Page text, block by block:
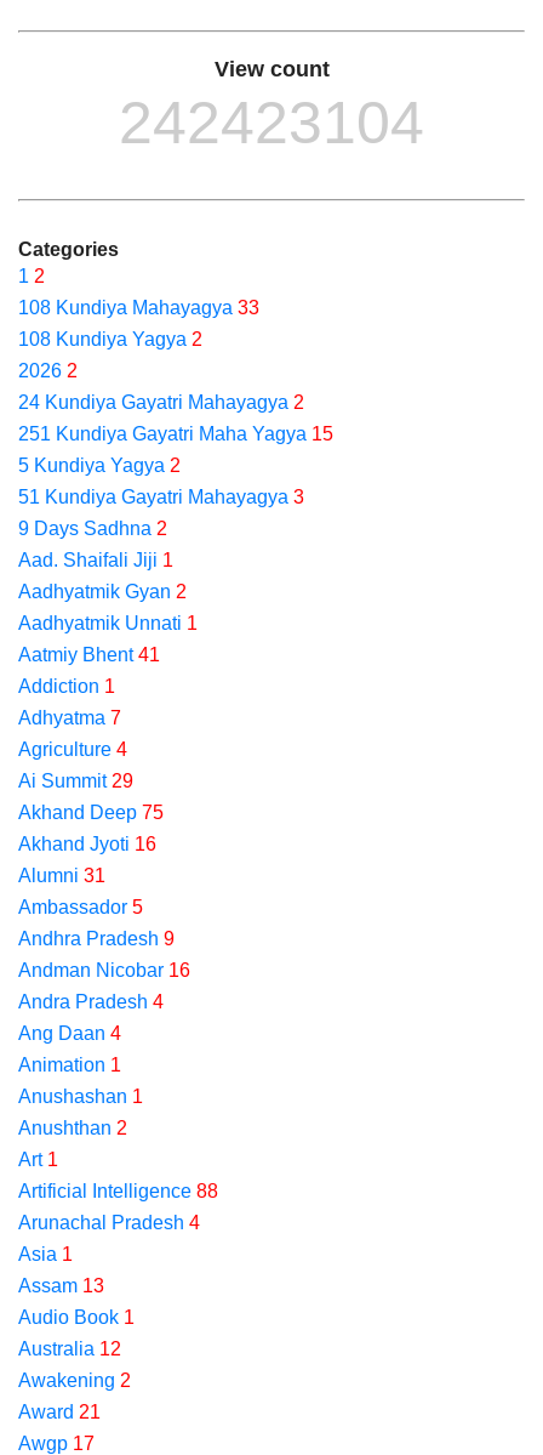
View count
242423104
Categories
1 2
108 Kundiya Mahayagya 33
108 Kundiya Yagya 2
2026 2
24 Kundiya Gayatri Mahayagya 2
251 Kundiya Gayatri Maha Yagya 15
5 Kundiya Yagya 2
51 Kundiya Gayatri Mahayagya 3
9 Days Sadhna 2
Aad. Shaifali Jiji 1
Aadhyatmik Gyan 2
Aadhyatmik Unnati 1
Aatmiy Bhent 41
Addiction 1
Adhyatma 7
Agriculture 4
Ai Summit 29
Akhand Deep 75
Akhand Jyoti 16
Alumni 31
Ambassador 5
Andhra Pradesh 9
Andman Nicobar 16
Andra Pradesh 4
Ang Daan 4
Animation 1
Anushashan 1
Anushthan 2
Art 1
Artificial Intelligence 88
Arunachal Pradesh 4
Asia 1
Assam 13
Audio Book 1
Australia 12
Awakening 2
Award 21
Awgp 17